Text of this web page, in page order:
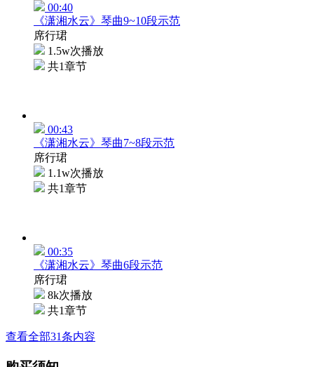
00:40
《潇湘水云》琴曲9~10段示范
席行珺
1.5w次播放
共1章节
00:43
《潇湘水云》琴曲7~8段示范
席行珺
1.1w次播放
共1章节
00:35
《潇湘水云》琴曲6段示范
席行珺
8k次播放
共1章节
查看全部31条内容